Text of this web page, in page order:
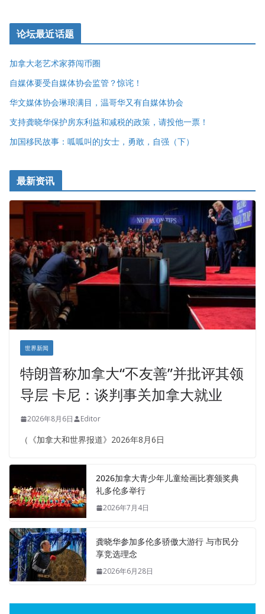
论坛最近话题
加拿大老艺术家莽闯币圈
自媒体要受自媒体协会监管？惊诧！
华文媒体协会琳琅满目，温哥华又有自媒体协会
支持龚晓华保护房东利益和减税的政策，请投他一票！
加国移民故事：呱呱叫的J女士，勇敢，自强（下）
最新资讯
世界新闻
特朗普称加拿大“不友善”并批评其领
导层 卡尼：谈判事关加拿大就业
2026年8月6日 Editor
（《加拿大和世界报道》2026年8月6日
2026加拿大青少年儿童绘画比赛颁奖典
礼多伦多举行
2026年7月4日
龚晓华参加多伦多骄傲大游行 与市民分
享竞选理念
2026年6月28日